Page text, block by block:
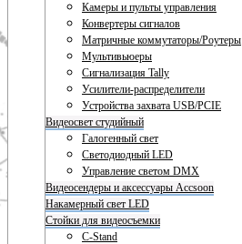
Камеры и пульты управления
Конвертеры сигналов
Матричные коммутаторы/Роутеры
Мультивьюеры
Сигнализация Tally
Усилители-распределители
Устройства захвата USB/PCIE
Видеосвет студийный
Галогенный свет
Светодиодный LED
Управление светом DMX
Видеосендеры и аксессуары Accsoon
Накамерный свет LED
Стойки для видеосъемки
C-Stand